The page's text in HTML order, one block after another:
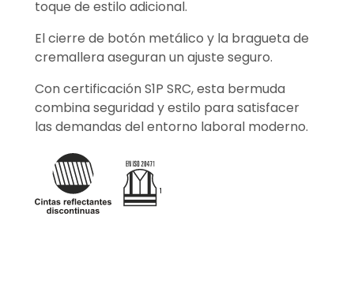
toque de estilo adicional.
El cierre de botón metálico y la bragueta de
cremallera aseguran un ajuste seguro.
Con certificación S1P SRC, esta bermuda
combina seguridad y estilo para satisfacer
las demandas del entorno laboral moderno.